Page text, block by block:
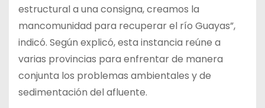
estructural a una consigna, creamos la
mancomunidad para recuperar el río Guayas”,
indicó. Según explicó, esta instancia reúne a
varias provincias para enfrentar de manera
conjunta los problemas ambientales y de
sedimentación del afluente.